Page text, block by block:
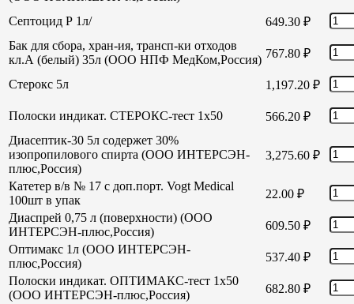
Септоцид Р 1л/
649.30 ₽
Бак для сбора, хран-ия, трансп-ки отходов
кл.А (белый) 35л (ООО НПФ МедКом,Россия) 767.80 ₽
Стерокс 5л 1,197.20 ₽
Полоски индикат. СТЕРОКС-тест 1х50 566.20 ₽
Диасептик-30 5л содержет 30%
изопропилового спирта (ООО ИНТЕРСЭН-
плюс,Россия)
3,275.60 ₽
Катетер в/в № 17 с доп.порт. Vogt Medical
100шт в упак
22.00 ₽
Диаспрей 0,75 л (поверхности) (ООО
ИНТЕРСЭН-плюс,Россия)
609.50 ₽
Оптимакс 1л (ООО ИНТЕРСЭН-
плюс,Россия)
537.40 ₽
Полоски индикат. ОПТИМАКС-тест 1х50
(ООО ИНТЕРСЭН-плюс,Россия)
682.80 ₽